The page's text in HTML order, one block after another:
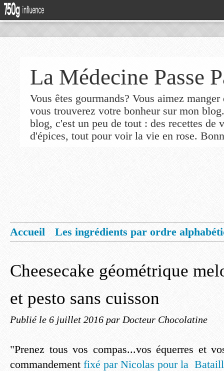
La Médecine Passe
Vous êtes gourmands? Vous aimez
vous trouverez votre bonheur sur mon
blog, c'est un peu de tout : des recettes de
d'épices, tout pour voir la vie en rose.
Accueil
Les ingrédients par ordre
Cheesecake géométrique
et pesto sans cuisson
Publié le 6 juillet 2016 par Docteur Chocolatine
"Prenez tous vos compas...vos équerres et
commandement fixé par Nicolas pour la